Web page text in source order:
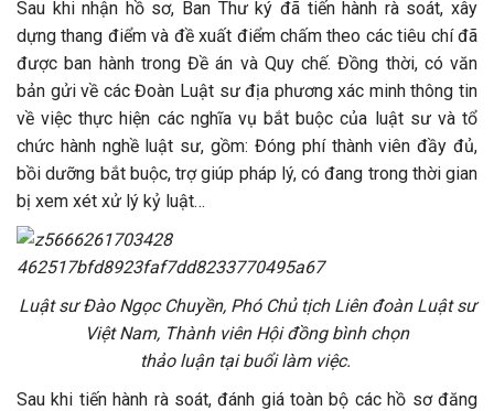
Sau khi nhận hồ sơ, Ban Thư ký đã tiến hành rà soát, xây
dựngthang điểm và đề xuất điểm chấm theo các tiêu chí đã
được ban hành trong Đề án và Quy chế. Đồng thời, có văn
bản gửi về các Đoàn Luật sư địa phương xác minh thông tin
về việc thực hiện các nghĩa vụ bắt buộc của luật sư và tổ
chức hành nghề luật sư, gồm: Đóng phí thành viên đầy đủ,
bồi dưỡng bắt buộc, trợ giúp pháp lý, có đang trong thời gian
bị xem xét xử lý kỷ luật…
Luật sư Đào Ngọc Chuyền, Phó Chủ tịch Liên đoàn Luật sư
Việt Nam, Thành viên Hội đồng bình chọn
thảo luận tại buổi làm việc.
Sau khi tiến hành rà soát, đánh giá toàn bộ các hồ sơ đăng